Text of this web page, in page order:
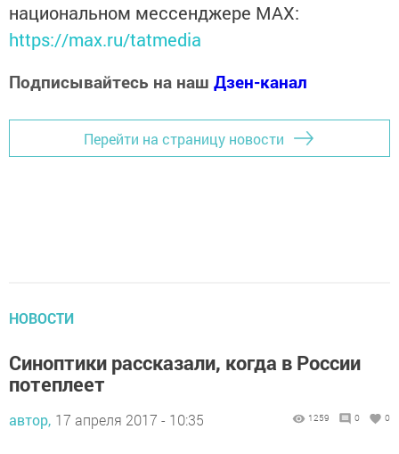
национальном мессенджере MАХ:
https://max.ru/tatmedia
Подписывайтесь на наш Дзен-канал
Перейти на страницу новости
НОВОСТИ
Синоптики рассказали, когда в России
потеплеет
автор, 17 апреля 2017 - 10:35 1259 0 0